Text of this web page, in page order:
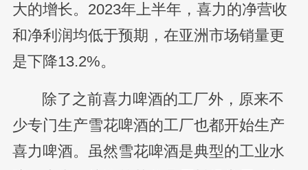
大的增长。2023年上半年，喜力的净营收
和净利润均低于预期，在亚洲市场销量更
是下降13.2%。
除了之前喜力啤酒的工厂外，原来不
少专门生产雪花啤酒的工厂也都开始生产
喜力啤酒。虽然雪花啤酒是典型的工业水